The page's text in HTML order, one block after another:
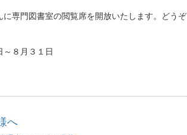
専門図書室の閲覧席を開放いたします。どうぞ
８月３１日
へ